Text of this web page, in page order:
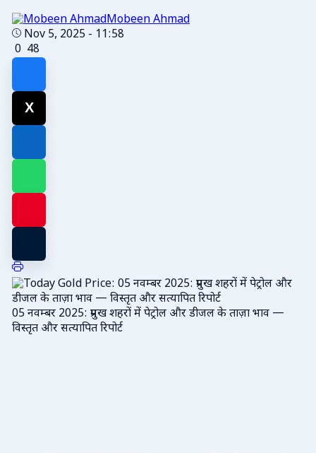
Mobeen Ahmad
Nov 5, 2025 - 11:58
0 48
05 नवम्बर 2025: प्रमुख शहरों में पेट्रोल और डीजल के ताज़ा भाव —
विस्तृत और सत्यापित रिपोर्ट